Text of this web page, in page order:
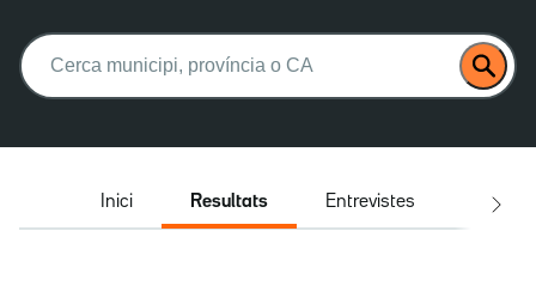
Buscar:
Inici Resultats Entrevistes El